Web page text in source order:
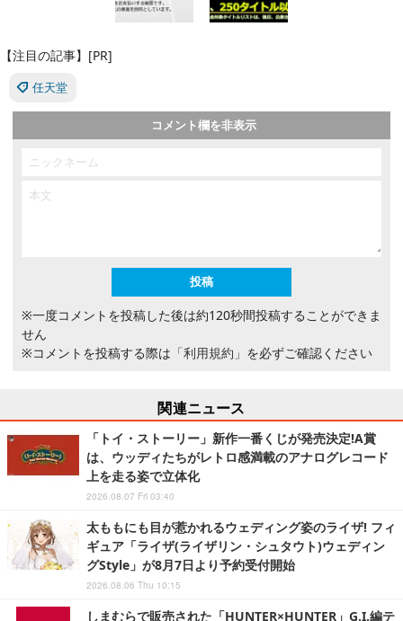
【注目の記事】[PR]
任天堂
コメント欄を非表示
※一度コメントを投稿した後は約120秒間投稿することができま
せん
※コメントを投稿する際は 「利用規約」 を必ずご確認ください
関連ニュース
「トイ・ストーリー」新作一番くじが発売決定!A賞
は、ウッディたちがレトロ感満載のアナログレコード
上を走る姿で立体化
2026.08.07 Fri 03:40
太ももにも目が惹かれるウェディング姿のライザ! フィ
ギュア「ライザ(ライザリン・シュタウト)ウェディン
グStyle」が8月7日より予約受付開始
2026.08.06 Thu 10:15
しまむらで販売された「HUNTER×HUNTER」G.I.編テ